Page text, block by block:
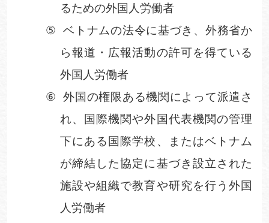
るための外国人労働者
⑤
ベトナムの法令に基づき、外務省か
ら報道・広報活動の許可を得ている
外国人労働者
⑥
外国の権限ある機関によって派遣さ
れ、国際機関や外国代表機関の管理
下にある国際学校、またはベトナム
が締結した協定に基づき設立された
施設や組織で教育や研究を行う外国
人労働者